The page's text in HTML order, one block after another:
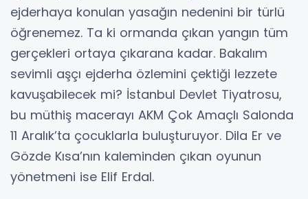
ejderhaya konulan yasağın nedenini bir türlü
öğrenemez. Ta ki ormanda çıkan yangın tüm
gerçekleri ortaya çıkarana kadar. Bakalım
sevimli aşçı ejderha özlemini çektiği lezzete
kavuşabilecek mi? İstanbul Devlet Tiyatrosu,
bu müthiş macerayı AKM Çok Amaçlı Salonda
11 Aralık’ta çocuklarla buluşturuyor. Dila Er ve
Gözde Kısa’nın kaleminden çıkan oyunun
yönetmeni ise Elif Erdal.